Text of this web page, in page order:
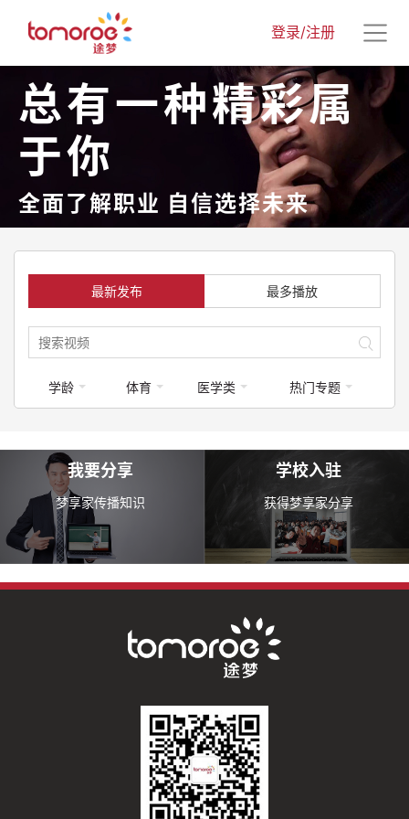
登录/注册
总有一种精彩属
于你
全面了解职业 自信选择未来
最新发布 最多播放
学龄 体育 医学类 热门专题
我要分享
梦享家传播知识
学校入驻
获得梦享家分享